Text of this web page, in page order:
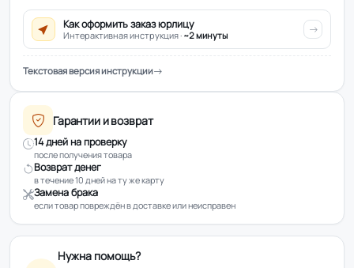
Как оформить заказ юрлицу
Интерактивная инструкция · ~2 минуты
Текстовая версия инструкции
Гарантии и возврат
14 дней на проверку
после получения товара
Возврат денег
в течение 10 дней на ту же карту
Замена брака
если товар повреждён в доставке или неисправен
Нужна помощь?